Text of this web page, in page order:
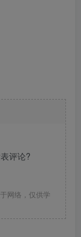
评论?
网络，仅供学